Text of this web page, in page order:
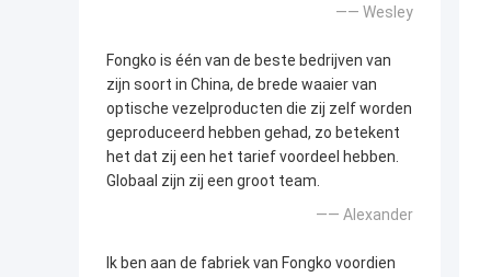
—— Wesley
Fongko is één van de beste bedrijven van
zijn soort in China, de brede waaier van
optische vezelproducten die zij zelf worden
geproduceerd hebben gehad, zo betekent
het dat zij een het tarief voordeel hebben.
Globaal zijn zij een groot team.
—— Alexander
Ik ben aan de fabriek van Fongko voordien